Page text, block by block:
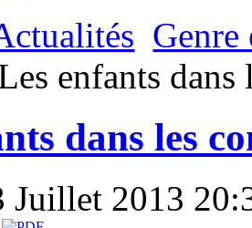
enfants
dans les
Juillet 2013